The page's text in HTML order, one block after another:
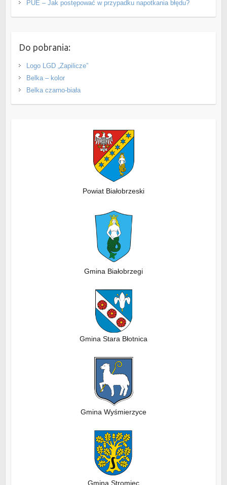
PUE – Jak postępować w przypadku napotkania błędu?
Do pobrania:
Logo LGD „Zapilicze”
Belka – kolor
Belka czarno-biała
Powiat Białobrzeski
Gmina Białobrzegi
Gmina Stara Błotnica
Gmina Wyśmierzyce
Gmina Stromiec